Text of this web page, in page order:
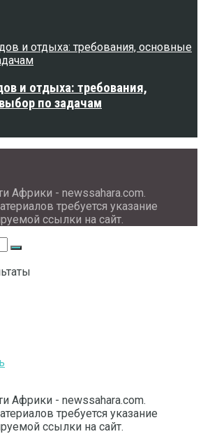
и отдыха: требования,
по задачам
Африки - newssahara.com.
требуется указание
ссылки на сайт.
Африки - newssahara.com.
требуется указание
ссылки на сайт.